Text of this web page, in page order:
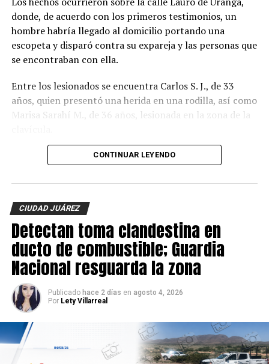
donde, de acuerdo con los primeros testimonios, un
hombre habría llegado al domicilio portando una
escopeta y disparó contra su expareja y las personas que
se encontraban con ella.
Entre los lesionados se encuentra Carlos S. J., de 33
años, quien presentó una herida en una rodilla, así como
Marisa Sarahí M., de 36 años, lesionada en la zona de la
También fueron atendidos Damián, de 14 años; Ana, de
11, y Sarahí, de 9 años, quienes presentaron lesiones
provocadas presuntamente por esquirlas.
El probable responsable fue identificado como Abraham
B., de 38 años, expareja de la mujer y presunto padre de
los menores, de acuerdo con información
proporcionada por un mando policiaco.
Agentes ministeriales acudieron al lugar para procesar
la escena, recabar evidencias e iniciar la búsqueda del
presunto agresor, quien hasta el momento no ha sido
detenido.
CONTINUAR LEYENDO
CIUDAD JUÁREZ
Detectan toma clandestina en
ducto de combustible; Guardia
Nacional resguarda la zona
Publicado hace 2 días en agosto 4, 2026
Por Lety Villarreal